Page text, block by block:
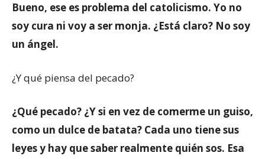
Bueno, ese es problema del catolicismo. Yo no
soy cura ni voy a ser monja. ¿Está claro? No soy
un ángel.
¿Y qué piensa del pecado?
¿Qué pecado? ¿Y si en vez de comerme un guiso,
como un dulce de batata? Cada uno tiene sus
leyes y hay que saber realmente quién sos. Esa